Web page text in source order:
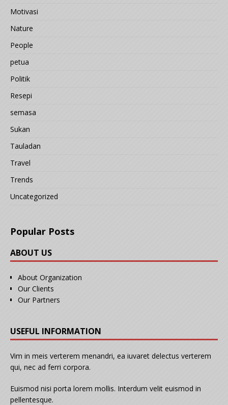
Motivasi
Nature
People
petua
Politik
Resepi
semasa
Sukan
Tauladan
Travel
Trends
Uncategorized
Popular Posts
ABOUT US
About Organization
Our Clients
Our Partners
USEFUL INFORMATION
Vim in meis verterem menandri, ea iuvaret delectus verterem
qui, nec ad ferri corpora.
Euismod nisi porta lorem mollis. Interdum velit euismod in
pellentesque.